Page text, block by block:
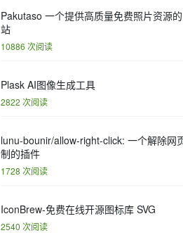
Pakutaso 一个提供高质量免费照片资源
站
10886 次阅读
Plask AI图像生成工具
2822 次阅读
lunu-bounir/allow-right-click: 一个解除网
制的插件
1728 次阅读
IconBrew-免费在线开源图标库 SVG
2540 次阅读